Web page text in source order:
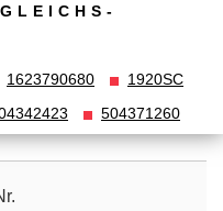
1623790680
1920SC
504371260